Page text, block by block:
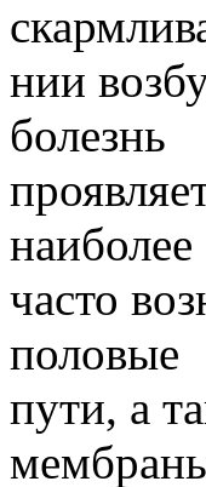
нии
болезнь
наиболее
часто
половые
пути, а